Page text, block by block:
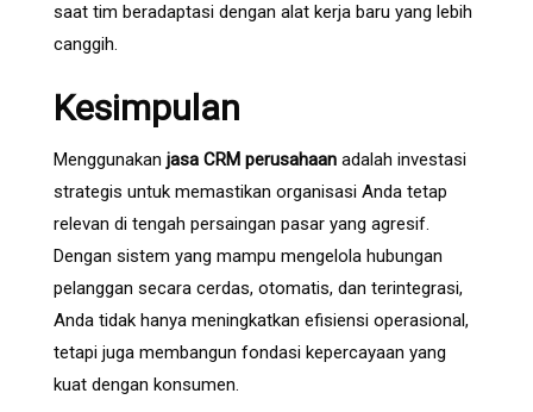
saat tim beradaptasi dengan alat kerja baru yang lebih
canggih.
Kesimpulan
Menggunakan jasa CRM perusahaan adalah investasi
strategis untuk memastikan organisasi Anda tetap
relevan di tengah persaingan pasar yang agresif.
Dengan sistem yang mampu mengelola hubungan
pelanggan secara cerdas, otomatis, dan terintegrasi,
Anda tidak hanya meningkatkan efisiensi operasional,
tetapi juga membangun fondasi kepercayaan yang
kuat dengan konsumen.